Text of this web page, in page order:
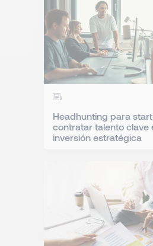
Headhunting para
contratar talento clave
inversión estratégica